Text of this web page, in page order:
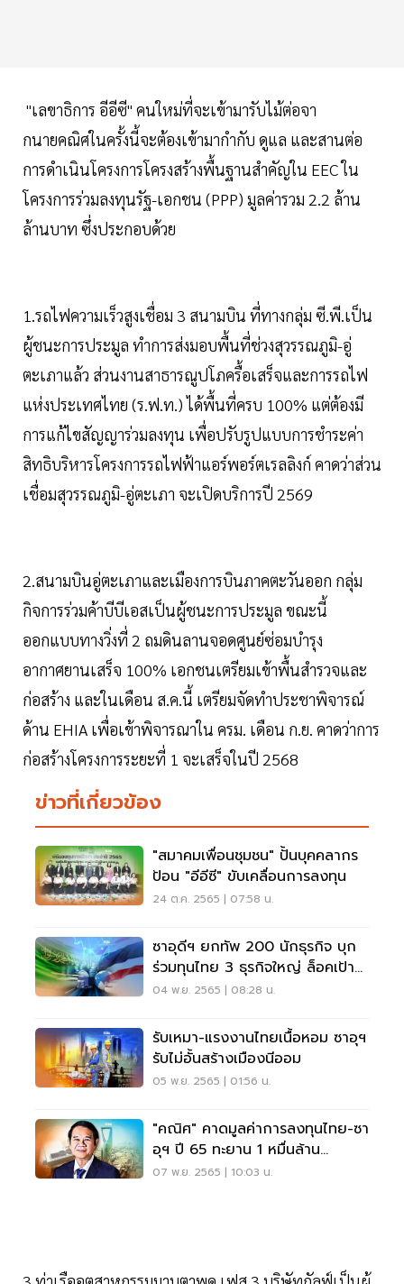
"เลขาธิการ อีอีซี" คนใหม่ที่จะเข้ามารับไม้ต่อจา
กนายคณิศในครั้งนี้จะต้องเข้ามากำกับ ดูแล และสานต่อ
การดำเนินโครงการโครงสร้างพื้นฐานสำคัญใน EEC ใน
โครงการร่วมลงทุนรัฐ-เอกชน (PPP) มูลค่ารวม 2.2 ล้าน
ล้านบาท ซึ่งประกอบด้วย
1.รถไฟความเร็วสูงเชื่อม 3 สนามบิน ที่ทางกลุ่ม ซี.พี.เป็น
ผู้ชนะการประมูล ทำการส่งมอบพื้นที่ช่วงสุวรรณภูมิ-อู่
ตะเภาแล้ว ส่วนงานสาธารณูปโภครื้อเสร็จและการรถไฟ
แห่งประเทศไทย (ร.ฟ.ท.) ได้พื้นที่ครบ 100% แต่ต้องมี
การแก้ไขสัญญาร่วมลงทุน เพื่อปรับรูปแบบการชำระค่า
สิทธิบริหารโครงการรถไฟฟ้าแอร์พอร์ตเรลลิงก์ คาดว่าส่วน
เชื่อมสุวรรณภูมิ-อู่ตะเภา จะเปิดบริการปี 2569
2.สนามบินอู่ตะเภาและเมืองการบินภาคตะวันออก กลุ่ม
กิจการร่วมค้าบีบีเอสเป็นผู้ชนะการประมูล ขณะนี้
ออกแบบทางวิ่งที่ 2 ถมดินลานจอดศูนย์ซ่อมบำรุง
อากาศยานเสร็จ 100% เอกชนเตรียมเข้าพื้นสำรวจและ
ก่อสร้าง และในเดือน ส.ค.นี้ เตรียมจัดทำประชาพิจารณ์
ด้าน EHIA เพื่อเข้าพิจารณาใน ครม. เดือน ก.ย. คาดว่าการ
ก่อสร้างโครงการระยะที่ 1 จะเสร็จในปี 2568
ข่าวที่เกี่ยวข้อง
"สมาคมเพื่อนชุมชน" ปั้นบุคคลากร
ป้อน "อีอีซี" ขับเคลื่อนการลงทุน
24 ต.ค. 2565 | 07:58 น.
ซาอุดีฯ ยกทัพ 200 นักธุรกิจ บุก
ร่วมทุนไทย 3 ธุรกิจใหญ่ ล็อคเป้า
“อีอีซี”
04 พ.ย. 2565 | 08:28 น.
รับเหมา-แรงงานไทยเนื้อหอม ซาอุฯ
รับไม่อั้นสร้างเมืองนีออม
05 พ.ย. 2565 | 01:56 น.
"คณิศ" คาดมูลค่าการลงทุนไทย-ซา
อุฯ ปี 65 ทะยาน 1 หมื่นล้าน
ดอลลาร์
07 พ.ย. 2565 | 10:03 น.